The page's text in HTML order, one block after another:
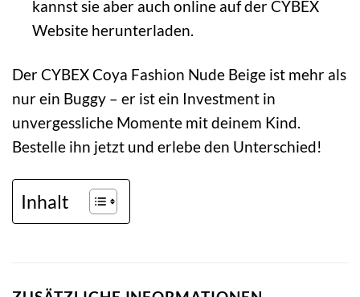
kannst sie aber auch online auf der CYBEX
Website herunterladen.
Der CYBEX Coya Fashion Nude Beige ist mehr als
nur ein Buggy – er ist ein Investment in
unvergessliche Momente mit deinem Kind.
Bestelle ihn jetzt und erlebe den Unterschied!
Inhalt